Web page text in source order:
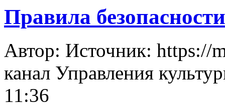
Правила
Автор: Источник: https://
канал Управления
11:36